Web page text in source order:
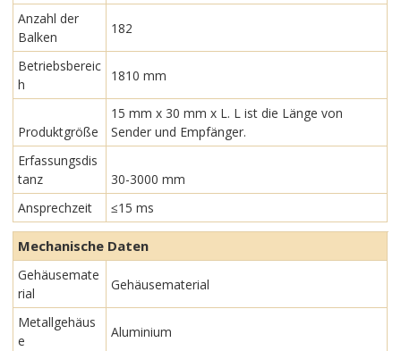
Anzahl der
Balken
182
Betriebsbereic
h
1810 mm
Produktgröße
15 mm x 30 mm x L. L ist die Länge von
Sender und Empfänger.
Erfassungsdis
tanz
30-3000 mm
Ansprechzeit
≤15 ms
Mechanische Daten
Gehäusemate
rial
Gehäusematerial
Metallgehäus
e
Aluminium